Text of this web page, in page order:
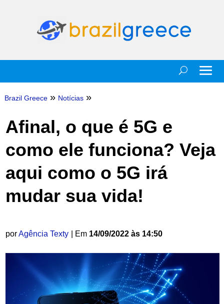
Brazil Greece » Notícias »
Afinal, o que é 5G e
como ele funciona? Veja
aqui como o 5G irá
mudar sua vida!
porAgência Texty | Em 14/09/2022 às 14:50